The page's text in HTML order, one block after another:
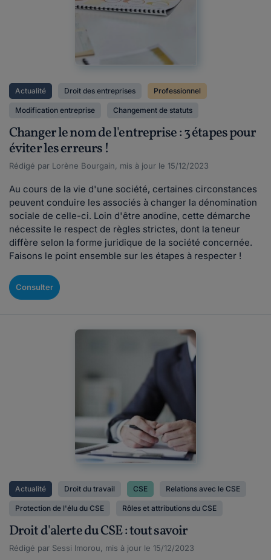
Actualité Droit des entreprises Professionnel
Modification entreprise Changement de statuts
Changer le nom de l'entreprise : 3 étapes pour
éviter les erreurs !
Rédigé par Lorène Bourgain, mis à jour le 15/12/2023
Au cours de la vie d'une société, certaines circonstances
peuvent conduire les associés à changer la dénomination
sociale de celle-ci. Loin d'être anodine, cette démarche
nécessite le respect de règles strictes, dont la teneur
diffère selon la forme juridique de la société concernée.
Faisons le point ensemble sur les étapes à respecter !
Consulter
Actualité Droit du travail CSE Relations avec le CSE
Protection de l'élu du CSE Rôles et attributions du CSE
Droit d'alerte du CSE : tout savoir
Rédigé par Sessi Imorou, mis à jour le 15/12/2023